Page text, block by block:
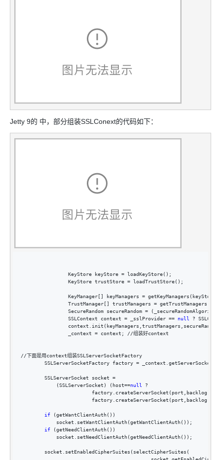
Jetty 9的 中，部分组装SSLConext的代码如下：
                KeyStore keyStore =
loadKeyStore();
                KeyStore trustStore
= loadTrustStore();
                KeyManager[] keyManagers
=
                TrustManager[] trustManagers
=
                SecureRandom secureRandom
=
                SSLContext context
= _sslProvider == null ?
                _context
= context; //组装好context
//下面是用context组装SSLServerSocketFactory
        SSLServerSocketFactory factory
=
        SSLServerSocket socket
=
            (SSLServerSocket) (host
==null
?
                        factory.createServerSocket(port,backlog):
if (getWantClientAuth())
            socket.setWantClientAuth(getWantClientAuth());
if (getNeedClientAuth())
            socket.setNeedClientAuth(getNeedClientAuth());
        socket.setEnabledCipherSuites(selectCipherSuites(